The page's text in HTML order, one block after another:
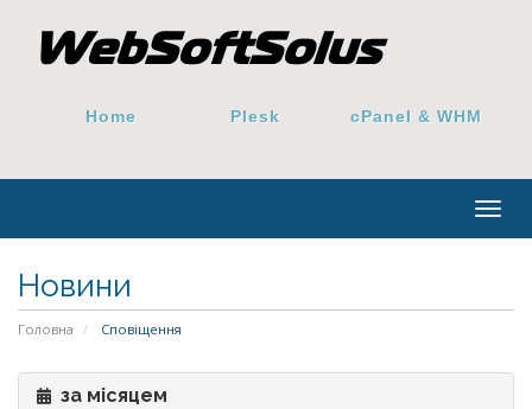
Home Plesk cPanel & WHM
Новини
Головна Сповіщення
за місяцем